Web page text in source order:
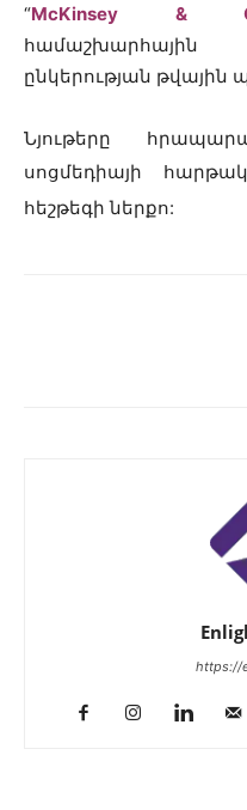
“McKinsey &
ընկերության թվային
Նյութերը
սոցմեդիայի
հեշթեգի ներքո:
https://